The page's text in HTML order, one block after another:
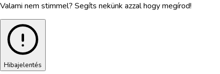
Valami nem stimmel? Segíts nekünk azzal hogy megírod!
Hibajelentés